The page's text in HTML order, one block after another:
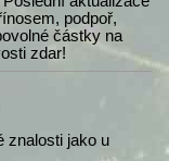
podpoř,
částky na
zdar!
znalosti jako u